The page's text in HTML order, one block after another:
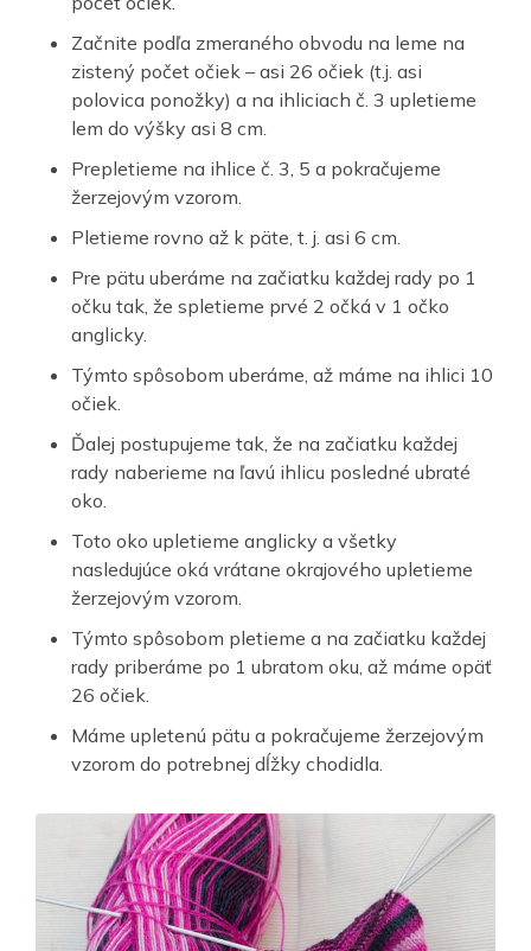
Začnite podľa zmeraného obvodu na leme na
zistený počet očiek – asi 26 očiek (t.j. asi
polovica ponožky) a na ihliciach č. 3 upletieme
lem do výšky asi 8 cm.
Prepletieme na ihlice č. 3, 5 a pokračujeme
žerzejovým vzorom.
Pletieme rovno až k päte, t. j. asi 6 cm.
Pre pätu uberáme na začiatku každej rady po 1
očku tak, že spletieme prvé 2 očká v 1 očko
anglicky.
Týmto spôsobom uberáme, až máme na ihlici 10
očiek.
Ďalej postupujeme tak, že na začiatku každej
rady naberieme na ľavú ihlicu posledné ubraté
oko.
Toto oko upletieme anglicky a všetky
nasledujúce oká vrátane okrajového upletieme
žerzejovým vzorom.
Týmto spôsobom pletieme a na začiatku každej
rady priberáme po 1 ubratom oku, až máme opäť
26 očiek.
Máme upletenú pätu a pokračujeme žerzejovým
vzorom do potrebnej dĺžky chodidla.